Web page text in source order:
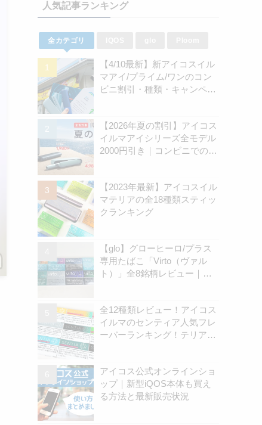
人気記事ランキング
全カテゴリ
【4/10最新】新アイコスイル
マアイ/プライム/ワンのコン
ビニ割引・種類・キャンペー
【2026年夏の割引】アイコス
イルマアイシリーズ全モデル
2000円引き｜コンビニでのキ
【2023年最新】アイコスイル
マテリアの全18種類スティッ
クランキング
【glo】グローヒーロ/プラス
専用たばこ「Virto（ヴァル
ト）」全8銘柄レビュー｜お
全12種類レビュー！アイコス
イルマのセンティア人気フレ
ーバーランキング！テリアと
アイコス公式オンラインショ
ップ｜新型iQOS本体も買え
る方法と最新販売状況